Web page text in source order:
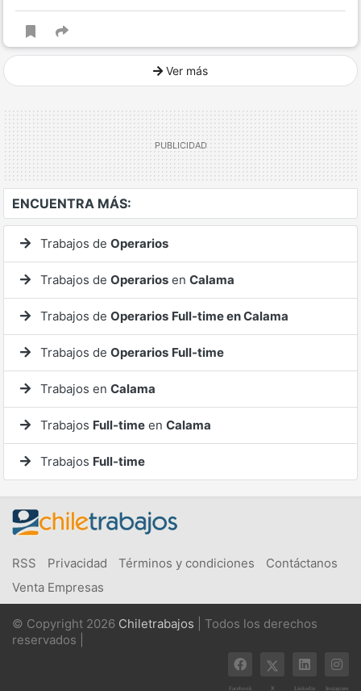
Ver más
ENCUENTRA MÁS:
Trabajos de Operarios
Trabajos de Operarios en Calama
Trabajos de Operarios Full-time en Calama
Trabajos de Operarios Full-time
Trabajos en Calama
Trabajos Full-time en Calama
Trabajos Full-time
RSS Privacidad Términos y condiciones
Contáctanos
Venta Empresas
© Copyright 2026 Chiletrabajos | Todos los derechos
reservados |
Facebook X Linkedin Instagram